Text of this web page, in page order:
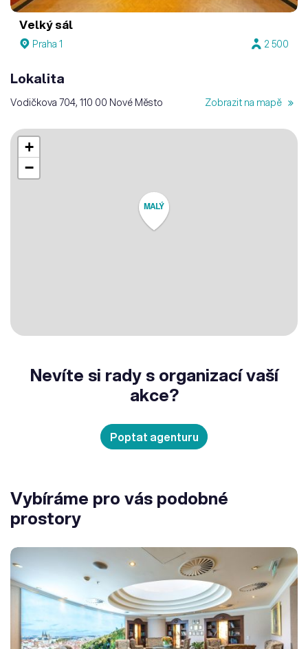
Velký sál
Praha 1 2 500
Lokalita
Vodičkova 704, 110 00 Nové Město Zobrazit na mapě
MALÝ
+
−
Nevíte si rady s organizací vaší
akce?
Poptat agenturu
Vybíráme pro vás podobné
prostory